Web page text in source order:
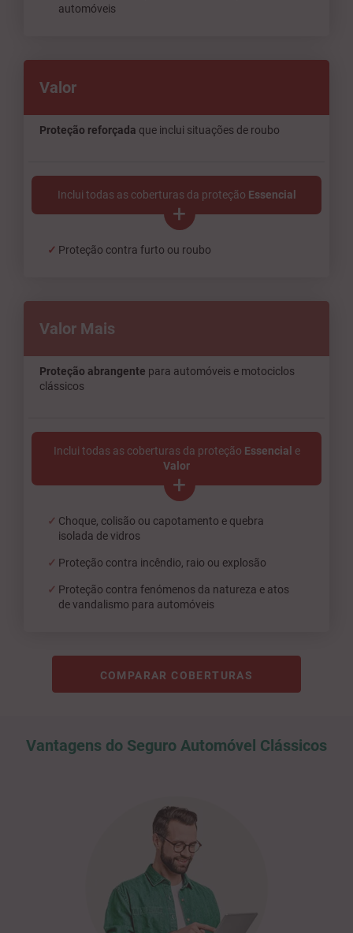
automóveis
Valor
Proteção reforçada que inclui situações de roubo
Inclui todas as coberturas da proteção Essencial
+
Proteção contra furto ou roubo
Valor Mais
Proteção abrangente para automóveis e motociclos
clássicos
Inclui todas as coberturas da proteção Essencial e
Valor
+
Choque, colisão ou capotamento e quebra
isolada de vidros
Proteção contra incêndio, raio ou explosão
Proteção contra fenómenos da natureza e atos
de vandalismo para automóveis
COMPARAR COBERTURAS
Vantagens do Seguro Automóvel Clássicos